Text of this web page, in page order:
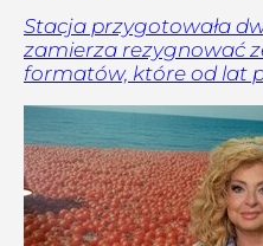
Stacja przygotowała
zamierza rezygnować
formatów, które od lat